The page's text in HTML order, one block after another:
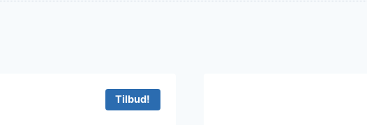
Tilbud!